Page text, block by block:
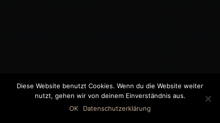
©2018 MWB – MOTORWAGEN BERNAU GMBH
Diese Website benutzt Cookies. Wenn du die Website weiter
nutzt, gehen wir von deinem Einverständnis aus.
OK
Datenschutzerklärung